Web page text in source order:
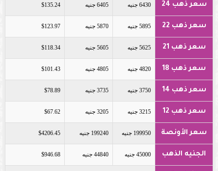
سعر ذهب 24 6430 جنيه 6405 جنيه $135.24
سعر ذهب 22 5895 جنيه 5870 جنيه $123.97
سعر ذهب 21 5625 جنيه 5605 جنيه $118.34
سعر ذهب 18 4820 جنيه 4805 جنيه $101.43
سعر ذهب 14 3750 جنيه 3735 جنيه $78.89
سعر ذهب 12 3215 جنيه 3205 جنيه $67.62
سعر الأونصة 199950 جنيه 199240 جنيه $4206.45
الجنيه الذهب 45000 جنيه 44840 جنيه $946.68